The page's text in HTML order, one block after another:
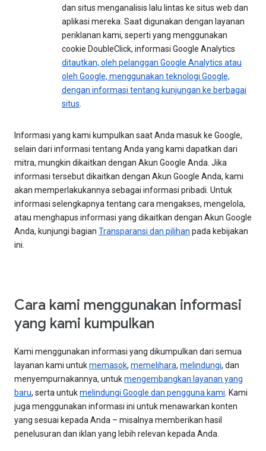
dan situs menganalisis lalu lintas ke situs web dan
aplikasi mereka. Saat digunakan dengan layanan
periklanan kami, seperti yang menggunakan
cookie DoubleClick, informasi Google Analytics
ditautkan, oleh pelanggan Google Analytics atau
oleh Google, menggunakan teknologi Google,
dengan informasi tentang kunjungan ke berbagai
situs.
Informasi yang kami kumpulkan saat Anda masuk ke Google,
selain dari informasi tentang Anda yang kami dapatkan dari
mitra, mungkin dikaitkan dengan Akun Google Anda. Jika
informasi tersebut dikaitkan dengan Akun Google Anda, kami
akan memperlakukannya sebagai informasi pribadi. Untuk
informasi selengkapnya tentang cara mengakses, mengelola,
atau menghapus informasi yang dikaitkan dengan Akun Google
Anda, kunjungi bagian Transparansi dan pilihan pada kebijakan
ini.
Cara kami menggunakan informasi
yang kami kumpulkan
Kami menggunakan informasi yang dikumpulkan dari semua
layanan kami untukmemasok, memelihara, melindungi, dan
menyempurnakannya, untukmengembangkan layanan yang
baru, serta untukmelindungi Google dan pengguna kami. Kami
juga menggunakan informasi ini untuk menawarkan konten
yang sesuai kepada Anda – misalnya memberikan hasil
penelusuran dan iklan yang lebih relevan kepada Anda.